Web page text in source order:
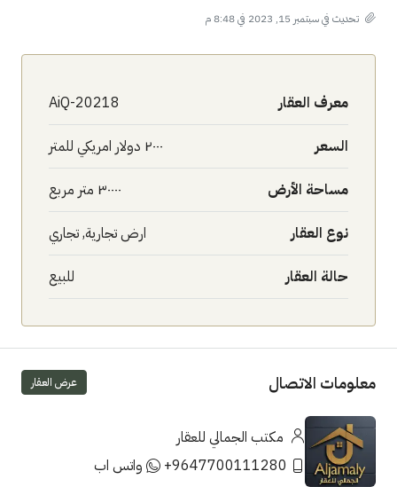
تحديث في سبتمبر 15, 2023 في 8:48 م
معرف العقار AiQ-20218
السعر ٢٠٠٠ دولار امريكي للمتر
مساحة الأرض ٣٠٠٠٠ متر مربع
نوع العقار ارض تجارية, تجاري
حالة العقار للبيع
معلومات الاتصال عرض العقار
مكتب الجمالي للعقار
+9647700111280
واتس اب